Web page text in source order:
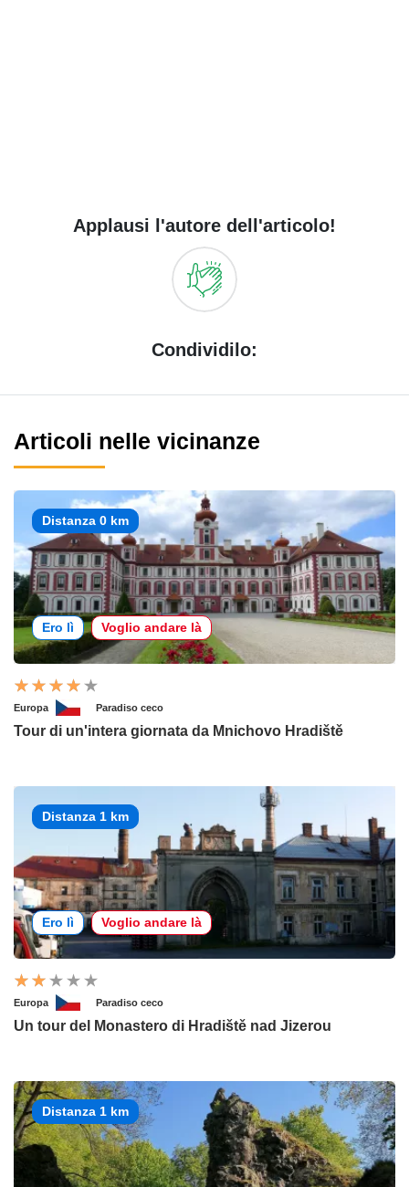
Applausi l'autore dell'articolo!
Condividilo:
Articoli nelle vicinanze
Distanza 0 km
Ero lì Voglio andare là
Europa Paradiso ceco
Tour di un'intera giornata da Mnichovo Hradiště
Distanza 1 km
Ero lì Voglio andare là
Europa Paradiso ceco
Un tour del Monastero di Hradiště nad Jizerou
Distanza 1 km